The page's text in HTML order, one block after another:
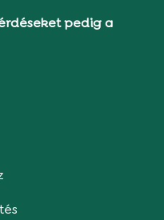
pedig a